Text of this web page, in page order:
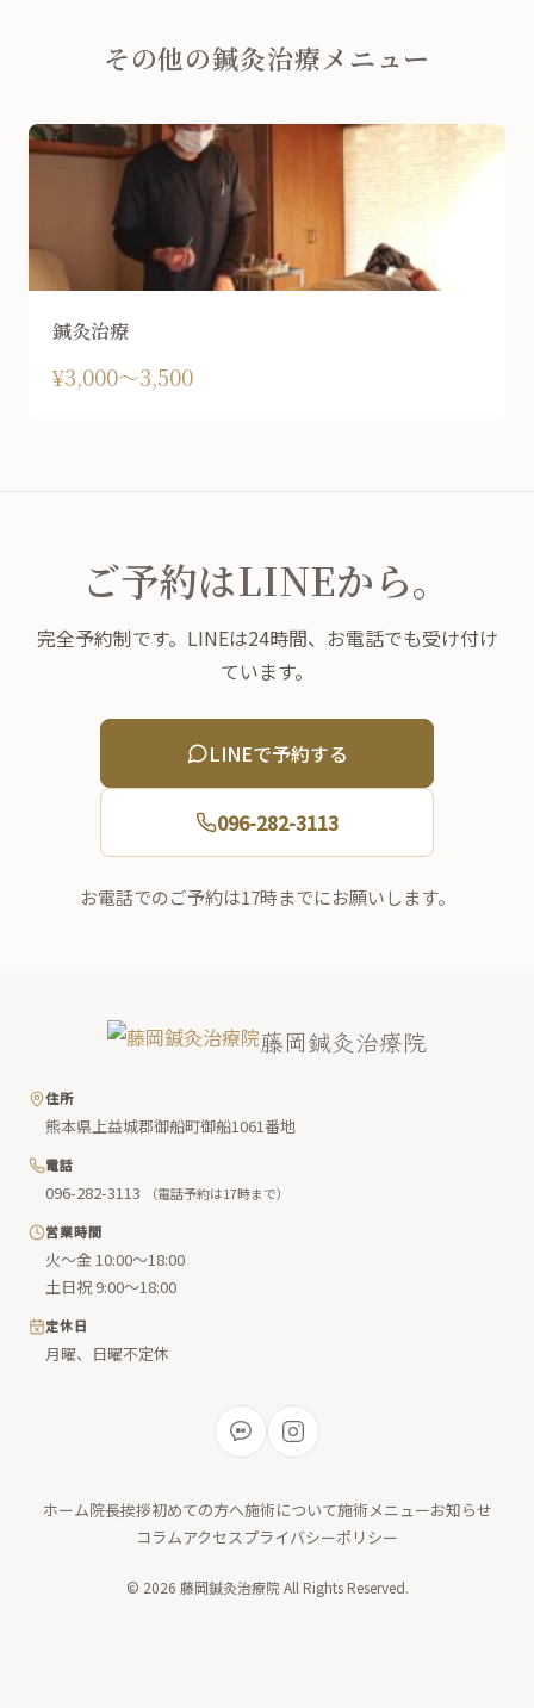
その他の鍼灸治療メニュー
鍼灸治療
¥3,000〜3,500
ご予約はLINEから。
完全予約制です。LINEは24時間、お電話でも受け付け
ています。
LINEで予約する
096-282-3113
お電話でのご予約は17時までにお願いします。
藤岡鍼灸治療院
住所
熊本県上益城郡御船町御船1061番地
電話
096-282-3113
（電話予約は17時まで）
営業時間
火〜金 10:00〜18:00
土日祝 9:00〜18:00
定休日
月曜、日曜不定休
ホーム院長挨拶初めての方へ施術について施術メニューお知らせ
コラムアクセスプライバシーポリシー
© 2026 藤岡鍼灸治療院 All Rights Reserved.